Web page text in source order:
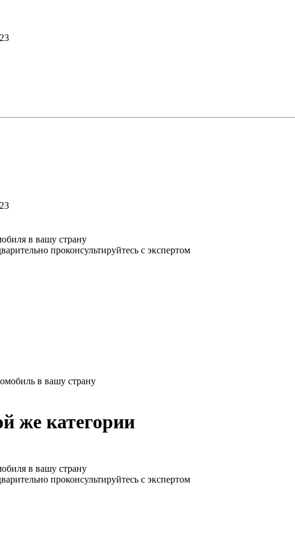
в вашу страну
проконсультируйтесь с экспертом
в вашу страну
же категории
в вашу страну
проконсультируйтесь с экспертом